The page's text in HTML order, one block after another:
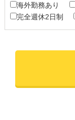
海外勤務あり
完全週休2日制